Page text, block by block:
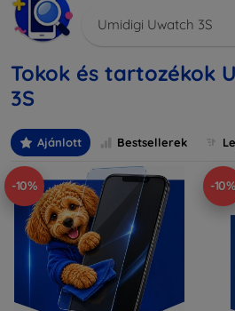
Umidigi Uwatch 3S
Tokok és tartozékok
3S
Ajánlott Bestsellerek
-10% -10%